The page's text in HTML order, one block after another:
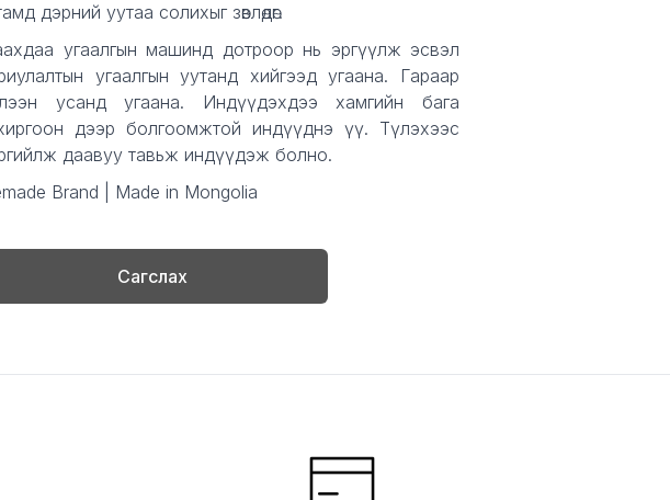
дэрний уутаа солихыг зөвлөдөг.
угаалгын машинд дотроор нь эргүүлж эсвэл
угаалгын уутанд хийгээд угаана. Гараар
усанд угаана. Индүүдэхдээ хамгийн бага
дээр болгоомжтой индүүднэ үү. Түлэхээс
даавуу тавьж индүүдэж болно.
Brand | Made in Mongolia
Сагслах